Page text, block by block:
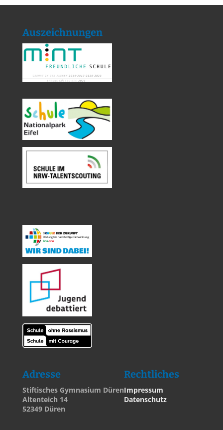
Auszeichnungen
Adresse
Stiftisches Gymnasium Düren
Altenteich 14
52349 Düren
Rechtliches
Impressum
Datenschutz